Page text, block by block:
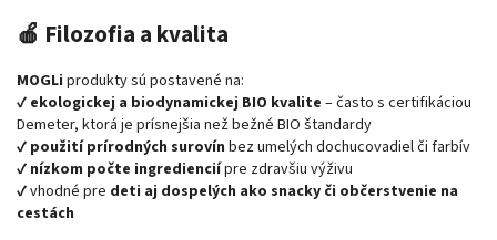
🍎 Filozofia a kvalita
MOGLi produkty sú postavené na:
✔️ ekologickej a biodynamickej BIO kvalite – často s certifikáciou
Demeter, ktorá je prísnejšia než bežné BIO štandardy
✔️ použití prírodných surovín bez umelých dochucovadiel či farbív
✔️ nízkom počte ingredienciípre zdravšiu výživu
✔️ vhodné pre deti aj dospelých ako snacky či občerstvenie na
cestách